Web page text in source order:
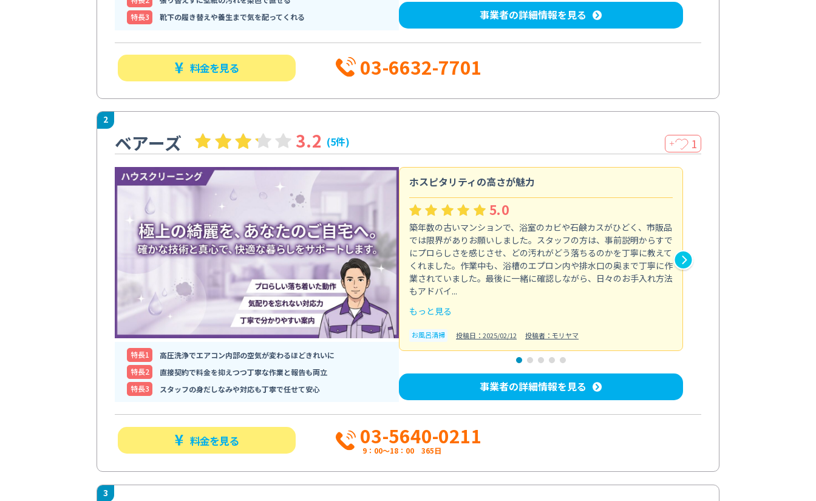
特⻑3
靴下の履き替えや養生まで気を配ってくれる 事業者の詳細情報を見る
料金を見る 03-6632-7701
2
ベアーズ 3.2 (5件) ＋ 1
特⻑1
高圧洗浄でエアコン内部の空気が変わるほどきれいに
特⻑2
直接契約で料金を抑えつつ丁寧な作業と報告も両立
特⻑3
スタッフの身だしなみや対応も丁寧で任せて安心
ホスピタリティの高さが魅力
5.0
築年数の古いマンションで、浴室のカビや石鹸カスがひどく、市販品
では限界がありお願いしました。スタッフの方は、事前説明からすで
にプロらしさを感じさせ、どの汚れがどう落ちるのかを丁寧に教えて
くれました。作業中も、浴槽のエプロン内や排水口の奥まで丁寧に作
業されていました。最後に一緒に確認しながら、日々のお手入れ方法
もアドバイ...
もっと見る
お風呂清掃 投稿日：2025/02/12 投稿者：モリヤマ
事業者の詳細情報を見る
料金を見る 03-5640-0211
9：00～18：00 365日
3